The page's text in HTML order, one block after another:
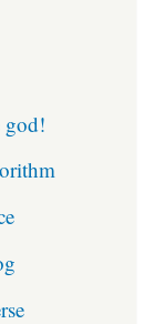
god!